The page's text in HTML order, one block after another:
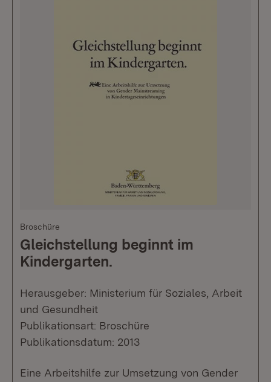
Broschüre
Gleichstellung beginnt im
Kindergarten.
Herausgeber: Ministerium für Soziales, Arbeit
und Gesundheit
Publikationsart: Broschüre
Publikationsdatum: 2013
Eine Arbeitshilfe zur Umsetzung von Gender